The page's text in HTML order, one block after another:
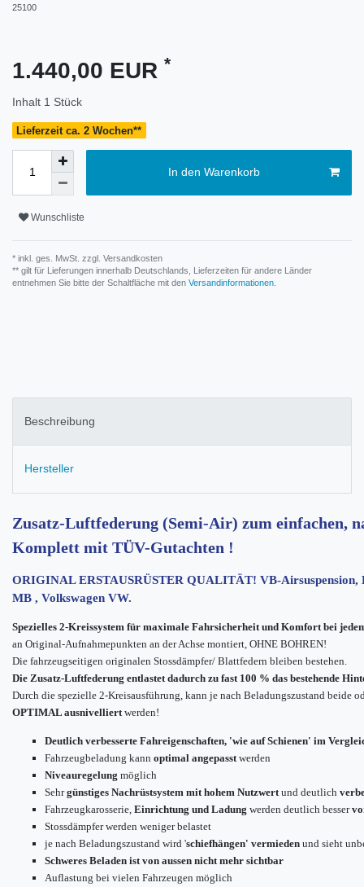
25100
1.440,00 EUR *
Inhalt 1 Stück
Lieferzeit ca. 2 Wochen**
In den Warenkorb
Wunschliste
* inkl. ges. MwSt. zzgl. Versandkosten
** gilt für Lieferungen innerhalb Deutschlands, Lieferzeiten für andere Länder
entnehmen Sie bitte der Schaltfläche mit den Versandinformationen
Beschreibung
Hersteller
Zusatz-Luftfederung (Semi-Air) zum einfachen,
Komplett mit TÜV-Gutachten !
ORIGINAL ERSTAUSRÜSTER QUALITÄT! VB-Airsuspension,
MB , Volkswagen VW.
Spezielles 2-Kreissystem für maximale Fahrsicherheit und Komfort bei
an Original-Aufnahmepunkten an der Achse montiert, OHNE BOHREN!
Die fahrzeugseitigen originalen Stossdämpfer/ Blattfedern bleiben bestehen.
Die Zusatz-Luftfederung entlastet dadurch zu fast 100 % das bestehende
Durch die spezielle 2-Kreisausführung, kann je nach Beladungszustand beide
OPTIMAL ausnivelliert werden!
Deutlich verbesserte Fahreigenschaften, 'wie auf Schienen' im
Fahrzeugbeladung kann optimal angepasst werden
Niveauregelung möglich
Sehrgünstiges Nachrüstsystem mit hohem Nutzwert und deutlich
Fahrzeugkarosserie, Einrichtung und Ladung werden deutlich besser
Stossdämpfer werden weniger belastet
je nach Beladungszustand wird 'schiefhängen' vermieden und sieht
Schweres Beladen ist von aussen nicht mehr sichtbar
Auflastung bei vielen Fahrzeugen möglich